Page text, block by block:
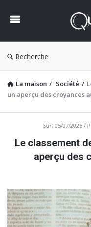
Recherche
La maison / Société /
un aperçu des croyances
Questionneur
Dernière
Articles
Sur: 05/07/2025
Le classement
aperçu des